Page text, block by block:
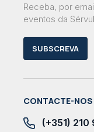
Receba, por
eventos da
SUBSCREVA
CONTACTE-NOS
(+351)